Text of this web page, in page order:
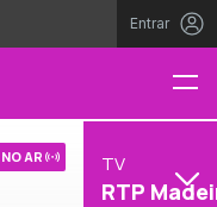
Entrar
NO AR TV
RTP